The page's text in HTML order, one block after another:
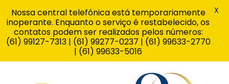
Nossa central telefônica está temporariamente
inoperante. Enquanto o serviço é restabelecido, os
contatos podem ser realizados pelos números:
(61) 99127-7313 | (61) 99277-0237 | (61) 99633-2770
| (61) 99633-5016
X